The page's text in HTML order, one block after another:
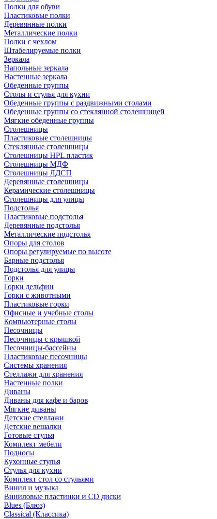
Полки для обуви
Пластиковые полки
Деревянные полки
Металлические полки
Полки с чехлом
Штабелируемые полки
Зеркала
Напольные зеркала
Настенные зеркала
Обеденные группы
Столы и стулья для кухни
Обеденные группы с раздвижными столами
Обеденные группы со стеклянной столешницей
Мягкие обеденные группы
Столешницы
Пластиковые столешницы
Стеклянные столешницы
Столешницы HPL пластик
Столешницы МДФ
Столешницы ЛДСП
Деревянные столешницы
Керамические столешницы
Столешницы для улицы
Подстолья
Пластиковые подстолья
Деревянные подстолья
Металлические подстолья
Опоры для столов
Опоры регулируемые по высоте
Барные подстолья
Подстолья для улицы
Горки
Горки дельфин
Горки с животными
Пластиковые горки
Офисные и учебные столы
Компьютерные столы
Песочницы
Песочницы с крышкой
Песочницы-бассейны
Пластиковые песочницы
Системы хранения
Стеллажи для хранения
Настенные полки
Диваны
Диваны для кафе и баров
Мягкие диваны
Детские стеллажи
Детские вешалки
Готовые стулья
Комплект мебели
Подносы
Кухонные стулья
Стулья для кухни
Комплект стол со стульями
Винил и музыка
Виниловые пластинки и CD диски
Blues (Блюз)
Classical (Классика)